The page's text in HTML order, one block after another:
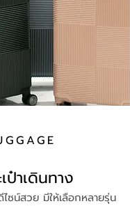
ป๋าเดินทาง
ไซน์สวย มีให้เลือกหลายรุ่น